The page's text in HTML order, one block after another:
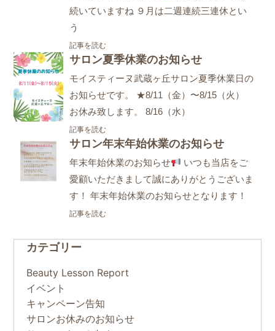
続いていますね ９月は二週連続三連休とい
う
記事を読む
サロン夏季休業のお知らせ
モイスティーヌ武蔵ヶ丘サロン夏季休業日の
お知らせです。 ★8/11（金）〜8/15（火）
お休み致します。 8/16（水）
記事を読む
サロン年末年始休業のお知らせ
年末年始休業のお知らせ
いつも当店をご
愛顧いただきまして誠にありがとうございま
す！ 年末年始休業のお知らせとなります！
記事を読む
カテゴリー
Beauty Lesson Report
イベント
キャンペーン告知
サロンお休みのお知らせ